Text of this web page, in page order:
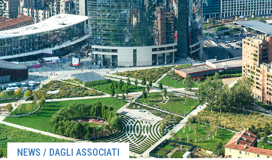
NEWS / DAGLI ASSOCIATI